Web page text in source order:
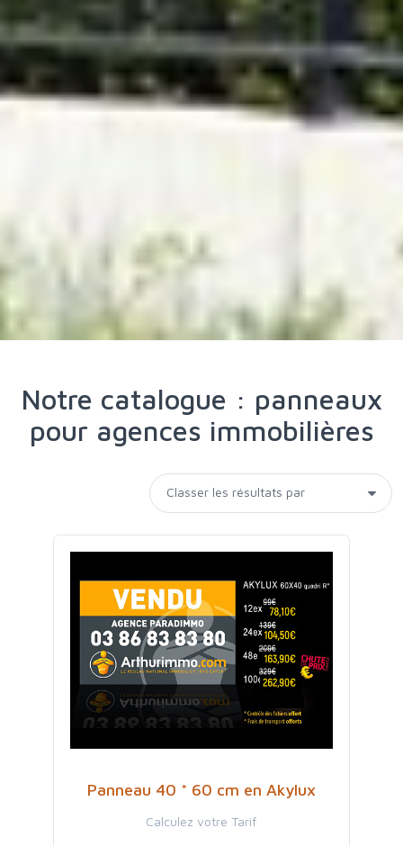
Notre catalogue : panneaux
pour agences immobilières
Panneau 40 * 60 cm en Akylux
Calculez votre Tarif